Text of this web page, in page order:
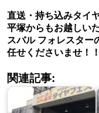
直送・持ち込みタイ
平塚からもお越しい
スバル フォレスター
任せくださいませ！！
関連記事: